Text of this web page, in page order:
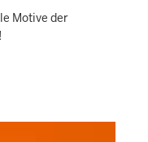
Motive der